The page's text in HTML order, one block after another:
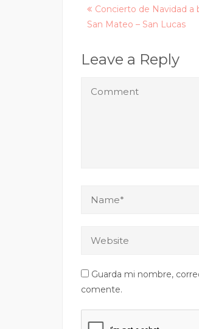
Posts
navigation
Concierto de Navidad a
San Mateo – San Lucas
Leave a Reply
Guarda mi nombre,
comente.